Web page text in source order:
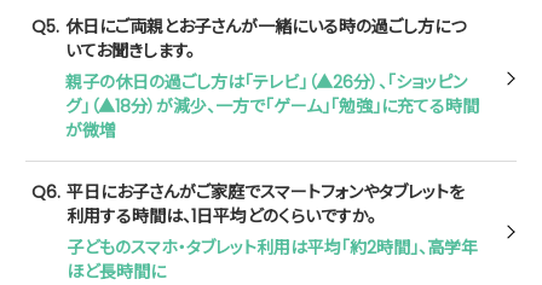
Q5. 休日にご両親とお子さんが一緒にいる時の過ごし方につ
いてお聞きします。
親子の休日の過ごし方は「テレビ」（▲26分）、「ショッピン
グ」（▲18分）が減少、一方で「ゲーム」「勉強」に充てる時間
が微増
Q6. 平日にお子さんがご家庭でスマートフォンやタブレットを
利用する時間は、1日平均どのくらいですか。
子どものスマホ・タブレット利用は平均「約2時間」、高学年
ほど長時間に